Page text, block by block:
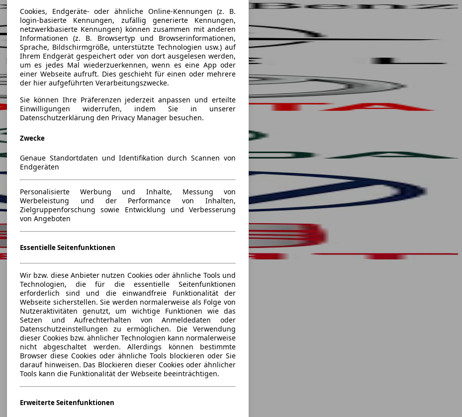
Cookies, Endgeräte- oder ähnliche Online-Kennungen (z. B.
login-basierte Kennungen, zufällig generierte Kennungen,
netzwerkbasierte Kennungen) können zusammen mit anderen
Informationen (z. B. Browsertyp und Browserinformationen,
Sprache, Bildschirmgröße, unterstützte Technologien usw.) auf
Ihrem Endgerät gespeichert oder von dort ausgelesen werden,
um es jedes Mal wiederzuerkennen, wenn es eine App oder
einer Webseite aufruft. Dies geschieht für einen oder mehrere
der hier aufgeführten Verarbeitungszwecke.
Sie können Ihre Präferenzen jederzeit anpassen und erteilte
Einwilligungen widerrufen, indem Sie in unserer
Datenschutzerklärung den Privacy Manager besuchen.
Zwecke
Genaue Standortdaten und Identifikation durch Scannen von
Endgeräten
Personalisierte Werbung und Inhalte, Messung von
Werbeleistung und der Performance von Inhalten,
Zielgruppenforschung sowie Entwicklung und Verbesserung
von Angeboten
Essentielle Seitenfunktionen
Wir bzw. diese Anbieter nutzen Cookies oder ähnliche Tools und
Technologien, die für die essentielle Seitenfunktionen
erforderlich sind und die einwandfreie Funktionalität der
Webseite sicherstellen. Sie werden normalerweise als Folge von
Nutzeraktivitäten genutzt, um wichtige Funktionen wie das
Setzen und Aufrechterhalten von Anmeldedaten oder
Datenschutzeinstellungen zu ermöglichen. Die Verwendung
dieser Cookies bzw. ähnlicher Technologien kann normalerweise
nicht abgeschaltet werden. Allerdings können bestimmte
Browser diese Cookies oder ähnliche Tools blockieren oder Sie
darauf hinweisen. Das Blockieren dieser Cookies oder ähnlicher
Tools kann die Funktionalität der Webseite beeinträchtigen.
Erweiterte Seitenfunktionen